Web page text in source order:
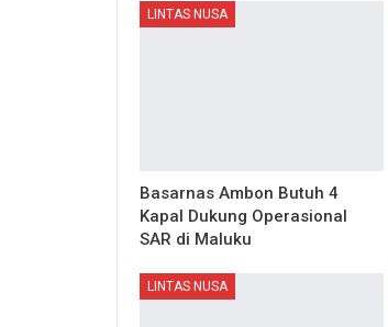
LINTAS NUSA
Basarnas Ambon Butuh 4
Kapal Dukung Operasional
SAR di Maluku
LINTAS NUSA